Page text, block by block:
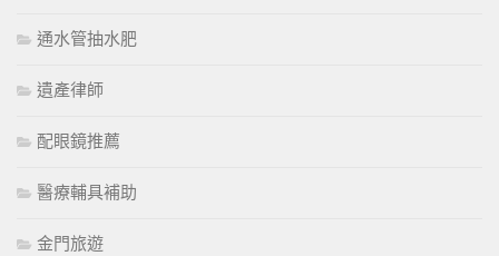
通水管抽水肥
遺產律師
配眼鏡推薦
醫療輔具補助
金門旅遊